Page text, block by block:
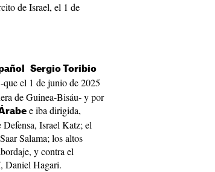
de Israel, el 1 de
Sergio Toribio
el 1 de junio de 2025
de Guinea-Bisáu- y por
e iba dirigida,
Israel Katz; el
Salama; los altos
y contra el
Daniel Hagari.